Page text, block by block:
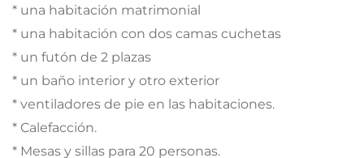
* una habitación matrimonial
* una habitación con dos camas cuchetas
* un futón de 2 plazas
* un baño interior y otro exterior
* ventiladores de pie en las habitaciones.
* Calefacción.
* Mesas y sillas para 20 personas.